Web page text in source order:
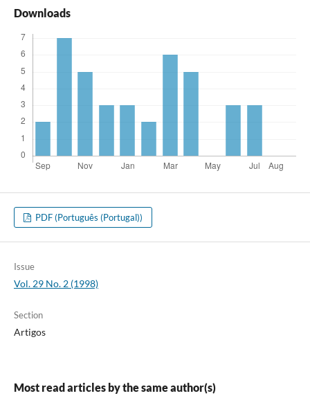
Downloads
PDF (Português (Portugal))
Issue
Vol. 29 No. 2 (1998)
Section
Artigos
Most read articles by the same author(s)